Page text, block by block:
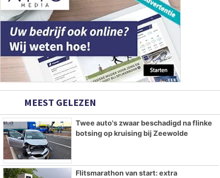
MEEST GELEZEN
Twee auto's zwaar beschadigd na flinke
botsing op kruising bij Zeewolde
Flitsmarathon van start: extra